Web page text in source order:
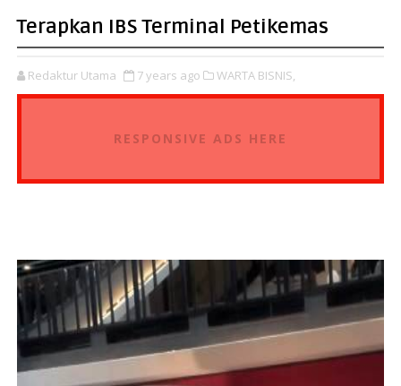
Terapkan IBS Terminal Petikemas
Redaktur Utama 7 years ago WARTA BISNIS,
RESPONSIVE ADS HERE